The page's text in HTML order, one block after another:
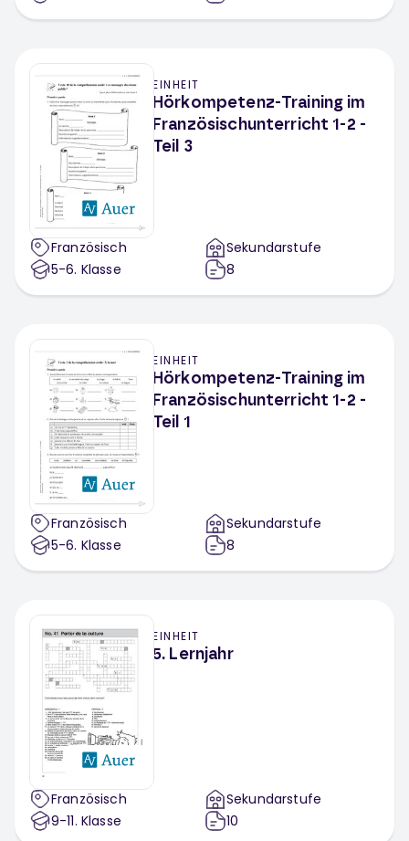
EINHEIT
Hörkompetenz-Training im
Französischunterricht 1-2 -
Teil 3
Französisch
5-6. Klasse
Sekundarstufe
8
EINHEIT
Hörkompetenz-Training im
Französischunterricht 1-2 -
Teil 1
Französisch
5-6. Klasse
Sekundarstufe
8
EINHEIT
5. Lernjahr
Französisch
9-11. Klasse
Sekundarstufe
10